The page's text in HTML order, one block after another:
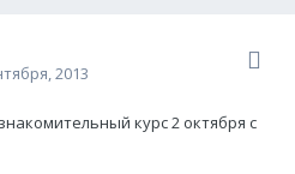
2013
курс 2 октября с